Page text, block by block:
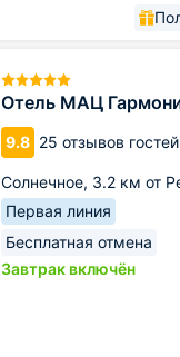
Отель МАЦ
9.8 25 отзывов гостей
Солнечное, 3.2 км от
Первая линия
Бесплатная отмена
Завтрак включён